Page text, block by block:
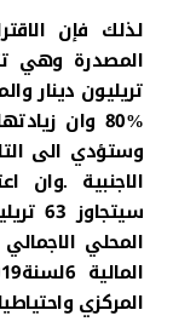
لذلك فإن
تريليون دينار
%80 وان
وستؤدي الى
الاجنبية .وان
المحلي
المركزي